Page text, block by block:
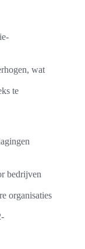
wat
te
bedrijven
organisaties